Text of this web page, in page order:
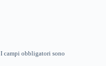
I campi obbligatori sono